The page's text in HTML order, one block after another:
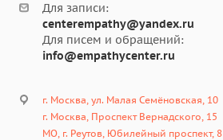
Для записи:
centerempathy@yandex.ru
Для писем и обращений:
info@empathycenter.ru
г. Москва, ул. Малая Семёновская, 10
г. Москва, Проспект Вернадского, 15
МО, г. Реутов, Юбилейный проспект, 8